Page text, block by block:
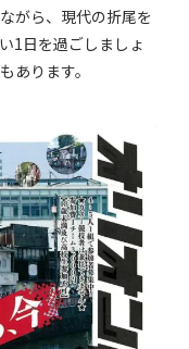
がら、現代の折尾を
1日を過ごしましょ
あります。